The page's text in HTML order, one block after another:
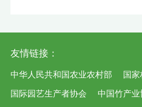
友情链接：
中华人民共和国农业农村部
国
国际园艺生产者协会
中国竹产业